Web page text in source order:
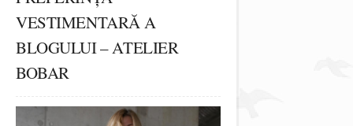
VESTIMENTARĂ A
BLOGULUI – ATELIER
BOBAR